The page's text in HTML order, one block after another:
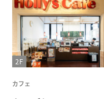
カフェ
2F